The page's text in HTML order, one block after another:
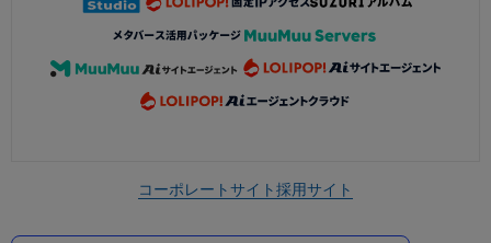
コーポレートサイト採用サイト